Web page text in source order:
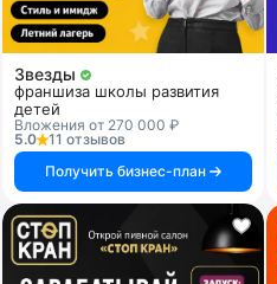
Звезды
франшиза школы развития
детей
Вложения от 270 000 ₽
5.0
11 отзывов
Получить бизнес-план